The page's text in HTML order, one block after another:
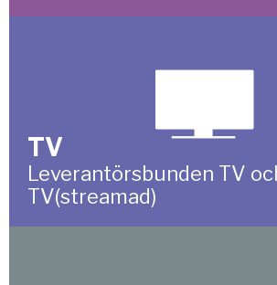
TV
Leverantörsbunden TV
TV(streamad)